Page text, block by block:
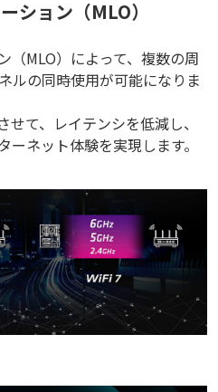
ション（MLO）
（MLO）によって、複数の周
ルの同時使用が可能になりま
て、レイテンシを低減し、
ネット体験を実現します。